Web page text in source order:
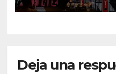
Deja una